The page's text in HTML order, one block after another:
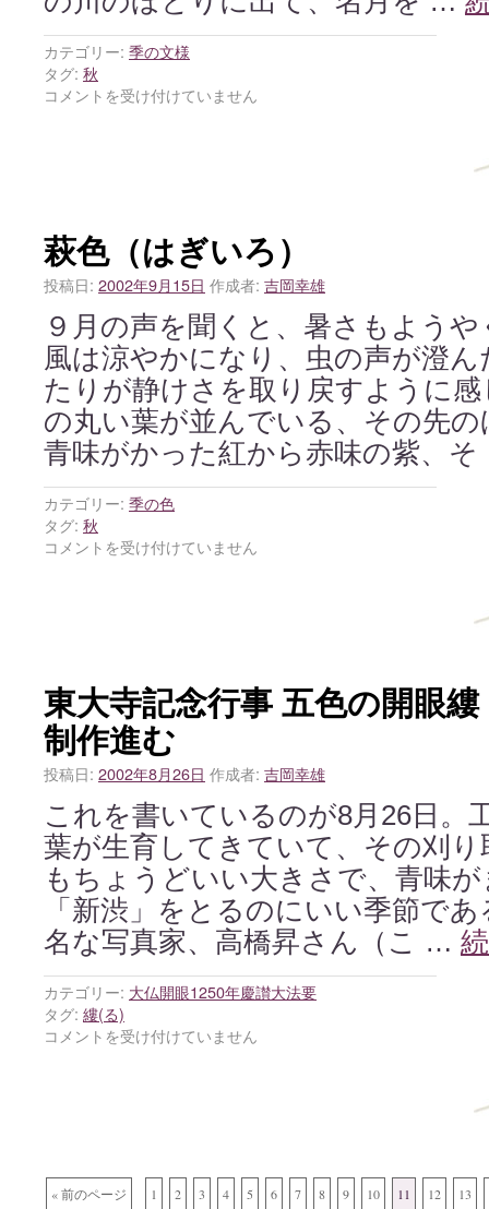
カテゴリー: 季の文様
タグ: 秋
コメントを受け付けていません
萩色（はぎいろ）
投稿日: 2002年9月15日 作成者: 吉岡幸雄
９月の声を聞くと、暑さもよう
風は涼やかになり、虫の声が澄
たりが静けさを取り戻すように
の丸い葉が並んでいる、その先
青味がかった紅から赤味の紫、
カテゴリー: 季の色
タグ: 秋
コメントを受け付けていません
東大寺記念行事 五色の開眼
制作進む
投稿日: 2002年8月26日 作成者: 吉岡幸雄
これを書いているのが8月26日。
葉が生育してきていて、その刈
もちょうどいい大きさで、青味
「新渋」をとるのにいい季節で
名な写真家、高橋昇さん（こ …
カテゴリー: 大仏開眼1250年慶讃大法要
タグ: 縷(る)
コメントを受け付けていません
« 前のページ 1 2 3 4 5 6 7 8 9 10 11 12 13